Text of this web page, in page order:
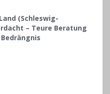
(Schleswig-
– Teure Beratung